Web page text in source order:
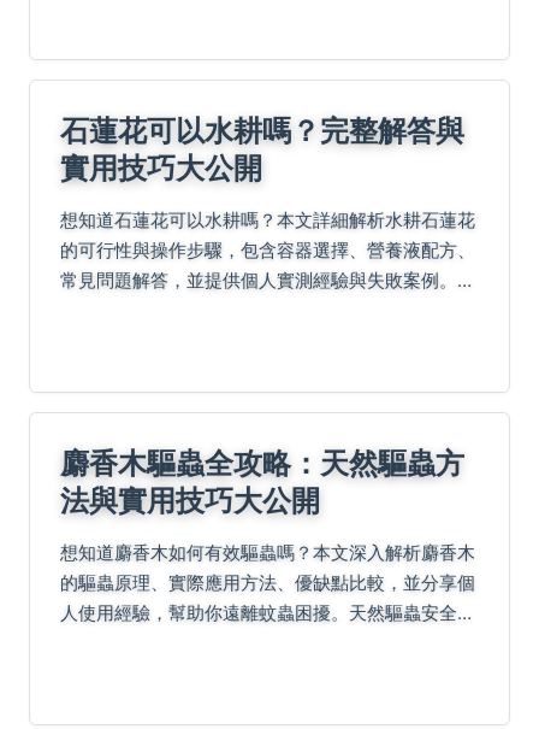
石蓮花可以水耕嗎？完整解答與
實用技巧大公開
想知道石蓮花可以水耕嗎？本文詳細解析水耕石蓮花
的可行性與操作步驟，包含容器選擇、營養液配方、
常見問題解答，並提供個人實測經驗與失敗案例。無
麝香木驅蟲全攻略：天然驅蟲方
法與實用技巧大公開
想知道麝香木如何有效驅蟲嗎？本文深入解析麝香木
的驅蟲原理、實際應用方法、優缺點比較，並分享個
人使用經驗，幫助你遠離蚊蟲困擾。天然驅蟲安全又